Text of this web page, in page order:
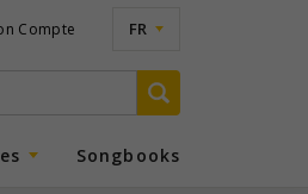
Compte FR
Songbooks